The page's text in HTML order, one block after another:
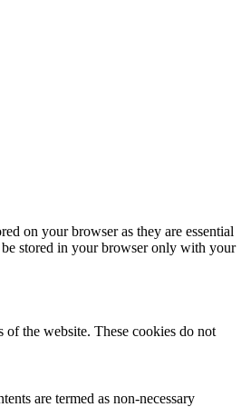
on your browser as they are essential
stored in your browser only with your
of the website. These cookies do not
are termed as non-necessary